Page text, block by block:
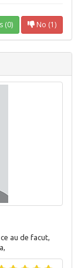
(0) No (1)
au de facut,